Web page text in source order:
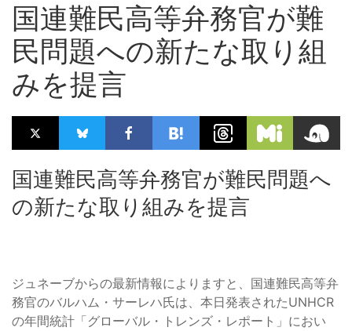
国連難民高等弁務官が難
民問題への新たな取り組
みを提言
国連難民高等弁務官が難民問題へ
の新たな取り組みを提言
ジュネーブからの最新情報によりますと、国連難民高等弁
務官のバルハム・サーレハ氏は、本日発表されたUNHCR
の年間統計「グローバル・トレンズ・レポート」におい